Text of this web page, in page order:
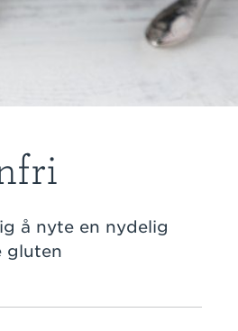
å nyte en nydelig
gluten